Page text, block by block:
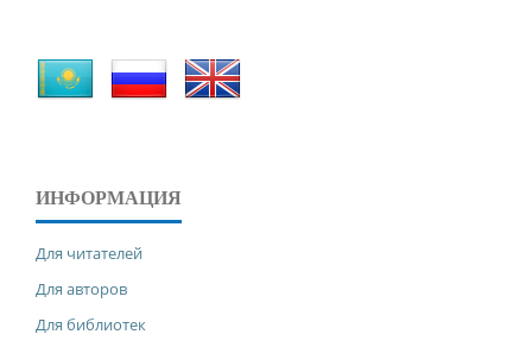
ИНФОРМАЦИЯ
Для читателей
Для авторов
Для библиотек